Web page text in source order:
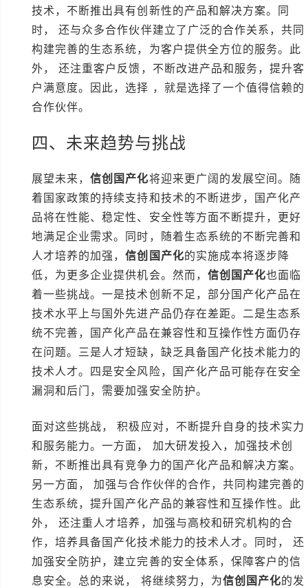
技术，不断推出具有创新性的产品和解决方案。同
时， 还与众多合作伙伴建立了广泛的合作关系，共同
构建完善的生态系统，为客户提供全方位的服务。此
外， 还注重客户反馈，不断改进产品和服务，提升客
户满意度。因此，选择 ，就是选择了一个值得信赖的
合作伙伴。
四、未来趋势与挑战
展望未来，信创国产化将迎来更广阔的发展空间。随
着国家政策的持续支持和技术的不断进步，国产化产
品将在性能、稳定性、安全性等方面不断提升，更好
地满足企业需求。同时，随着生态系统的不断完善和
人才培养的加强，信创国产化的实施成本将逐步降
低，为更多企业提供机会。然而， 信创国产化也面临
着一些挑战。一是技术创新不足，部分国产化产品在
技术水平上与国外先进产品仍存在差距。二是生态系
统不完善，国产化产品在兼容性和互操作性方面仍存
在问题。三是人才短缺，缺乏具备国产化技术能力的
技术人才。四是安全风险，国产化产品可能存在安全
漏洞和后门，需要加强安全防护。
面对这些挑战， 积极应对，不断提升自身的技术实力
和服务能力。一方面， 加大研发投入，加强技术创
新，不断推出具有竞争力的国产化产品和解决方案。
另一方面， 加强与合作伙伴的合作，共同构建完善的
生态系统，提升国产化产品的兼容性和互操作性。此
外， 还注重人才培养，加强与高校和研究机构的合
作，培养具备国产化技术能力的技术人才。同时， 还
加强安全防护，建立完善的安全体系，保障客户的信
息安全。总的来说， 将继续努力，为信创国产化的发